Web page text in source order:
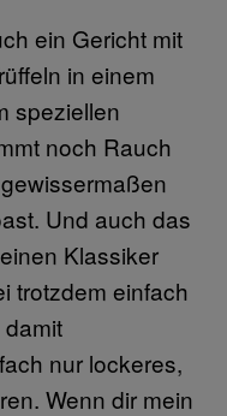
ein Gericht mit
in einem
speziellen
noch Rauch
Und auch das
Klassiker
trotzdem einfach
nur lockeres,
Wenn dir mein